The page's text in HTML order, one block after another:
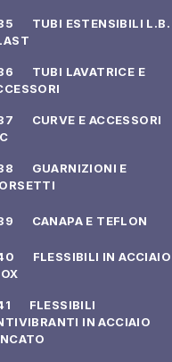
TUBI ESTENSIBILI L.B.
TUBI LAVATRICE E
CURVE E ACCESSORI
GUARNIZIONI E
CANAPA E TEFLON
FLESSIBILI IN ACCIAIO
FLESSIBILI
IN ACCIAIO